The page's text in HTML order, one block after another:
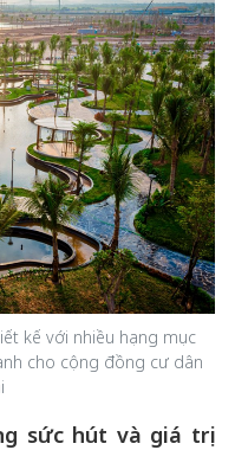
kế với nhiều hạng mục
cho cộng đồng cư dân
sức hút và giá trị